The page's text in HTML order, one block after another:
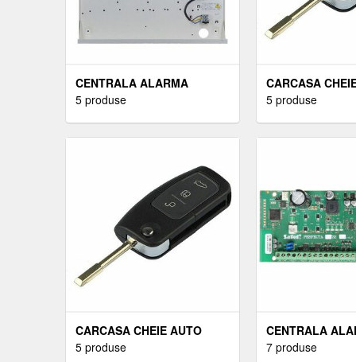
CENTRALA ALARMA
ANTIEFRACTIE HIBRID DSC
5 produse
CARCASA
TECHSTAR®
5 produse
CARCASA CHEIE AUTO
TECHSTAR® FORD FOCUS,
5 produse
CENTRALA
ANTIEFRACTIE
7 produse